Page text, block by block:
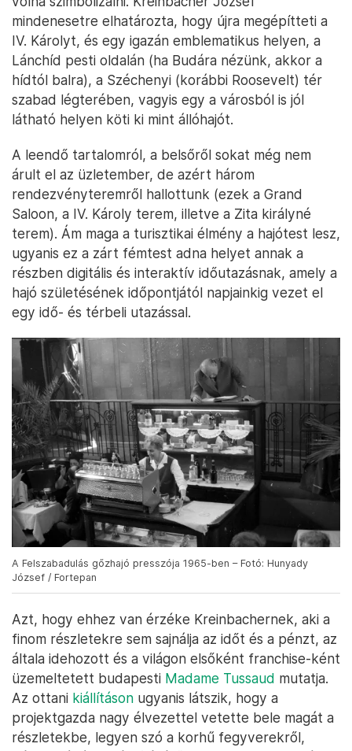
mindenesetre elhatározta, hogy újra megépítteti a
IV. Károlyt, és egy igazán emblematikus helyen, a
Lánchíd pesti oldalán (ha Budára nézünk, akkor a
hídtól balra), a Széchenyi (korábbi Roosevelt) tér
szabad légterében, vagyis egy a városból is jól
látható helyen köti ki mint állóhajót.
A leendő tartalomról, a belsőről sokat még nem
árult el az üzletember, de azért három
rendezvényteremről hallottunk (ezek a Grand
Saloon, a IV. Károly terem, illetve a Zita királyné
terem). Ám maga a turisztikai élmény a hajótest lesz,
ugyanis ez a zárt fémtest adna helyet annak a
részben digitális és interaktív időutazásnak, amely a
hajó születésének időpontjától napjainkig vezet el
egy idő- és térbeli utazással.
A Felszabadulás gőzhajó presszója 1965-ben – Fotó: Hunyady
József / Fortepan
Azt, hogy ehhez van érzéke Kreinbachernek, aki a
finom részletekre sem sajnálja az időt és a pénzt, az
általa idehozott és a világon elsőként franchise-ként
üzemeltetett budapesti Madame Tussaud mutatja.
Az ottani kiállításon ugyanis látszik, hogy a
projektgazda nagy élvezettel vetette bele magát a
részletekbe, legyen szó a korhű fegyverekről,